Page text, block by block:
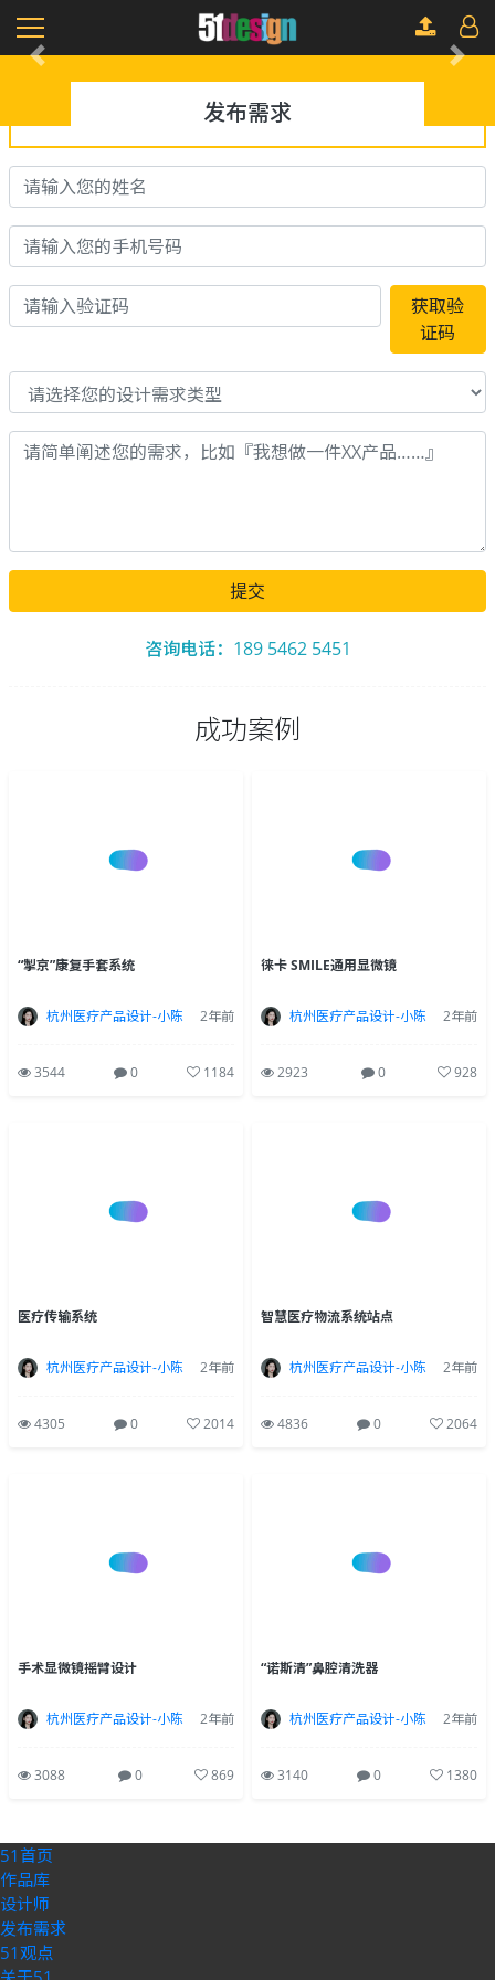
Previous Next
发布需求
获取验
证码
提交
咨询电话：189 5462 5451
成功案例
“掣京”康复手套系统
杭州医疗产品设计-小陈 2年前
3544 0 1184
徕卡 SMILE通用显微镜
杭州医疗产品设计-小陈 2年前
2923 0 928
医疗传输系统
杭州医疗产品设计-小陈 2年前
4305 0 2014
智慧医疗物流系统站点
杭州医疗产品设计-小陈 2年前
4836 0 2064
手术显微镜摇臂设计
杭州医疗产品设计-小陈 2年前
3088 0 869
“诺斯清”鼻腔清洗器
杭州医疗产品设计-小陈 2年前
3140 0 1380
51首页
作品库
设计师
发布需求
51观点